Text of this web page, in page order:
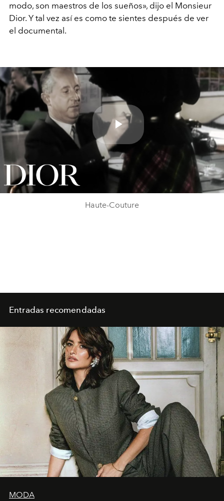
modo, son maestros de los sueños», dijo el Monsieur
Dior. Y tal vez así es como te sientes después de ver
el documental.
Play
Video
Haute-Couture
Entradas recomendadas
MODA